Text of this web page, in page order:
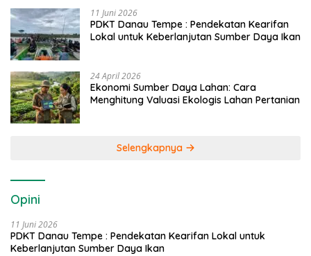
11 Juni 2026
PDKT Danau Tempe : Pendekatan Kearifan
Lokal untuk Keberlanjutan Sumber Daya Ikan
24 April 2026
Ekonomi Sumber Daya Lahan: Cara
Menghitung Valuasi Ekologis Lahan Pertanian
Selengkapnya
Opini
11 Juni 2026
PDKT Danau Tempe : Pendekatan Kearifan Lokal untuk
Keberlanjutan Sumber Daya Ikan